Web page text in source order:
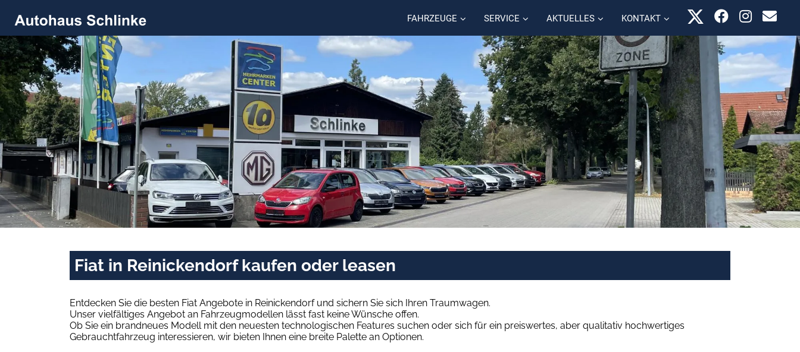
FAHRZEUGE SERVICE AKTUELLES KONTAKT
Fiat in Reinickendorf kaufen oder leasen
Entdecken Sie die besten Fiat Angebote in Reinickendorf und sichern Sie sich Ihren Traumwagen.
Unser vielfältiges Angebot an Fahrzeugmodellen lässt fast keine Wünsche offen.
Ob Sie ein brandneues Modell mit den neuesten technologischen Features suchen oder sich für ein preiswertes, aber qualitativ hochwertiges
Gebrauchtfahrzeug interessieren, wir bieten Ihnen eine breite Palette an Optionen.